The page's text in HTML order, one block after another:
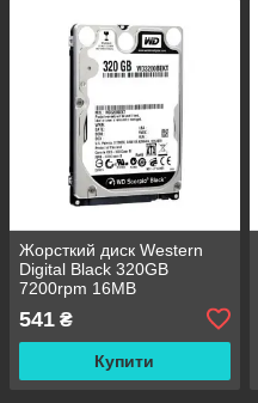
Жорсткий диск Western
Digital Black 320GB
7200rpm 16MB
(WD3200BEKT) 2.5" SATA
II БВ
541 ₴
Купити